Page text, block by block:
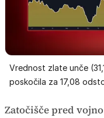
Vrednost zlate unče
poskočila za 17,08
Zatočišče pred